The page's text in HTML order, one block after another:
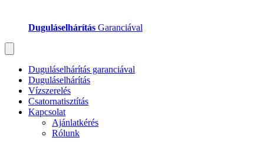
Duguláselhárítás Garanciával
Duguláselhárítás garanciával
Duguláselhárítás
Vízszerelés
Csatornatisztítás
Kapcsolat
Ajánlatkérés
Rólunk